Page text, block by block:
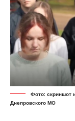
Фото: скриншот
Днепровского МО